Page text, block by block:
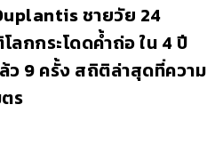
ชายวัย 24
ลกกระโดดค้ำถ่อ ใน 4 ปี
ว 9 ครั้ง สถิติล่าสุดที่ความ
ร